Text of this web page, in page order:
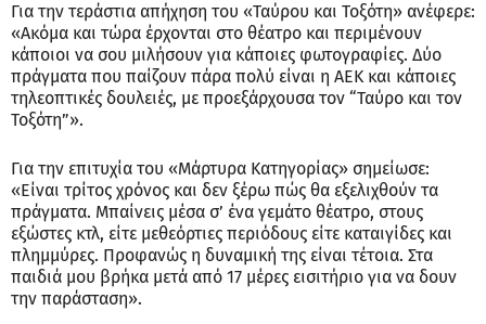
Για την τεράστια απήχηση του «Ταύρου και Τοξότη» ανέφερε:
«Ακόμα και τώρα έρχονται στο θέατρο και περιμένουν
κάποιοι να σου μιλήσουν για κάποιες φωτογραφίες. Δύο
πράγματα που παίζουν πάρα πολύ είναι η ΑΕΚ και κάποιες
τηλεοπτικές δουλειές, με προεξάρχουσα τον “Ταύρο και τον
Τοξότη”».
Για την επιτυχία του «Μάρτυρα Κατηγορίας» σημείωσε:
«Είναι τρίτος χρόνος και δεν ξέρω πώς θα εξελιχθούν τα
πράγματα. Μπαίνεις μέσα σ’ ένα γεμάτο θέατρο, στους
εξώστες κτλ, είτε μεθεόρτιες περιόδους είτε καταιγίδες και
πλημμύρες. Προφανώς η δυναμική της είναι τέτοια. Στα
παιδιά μου βρήκα μετά από 17 μέρες εισιτήριο για να δουν
την παράσταση».